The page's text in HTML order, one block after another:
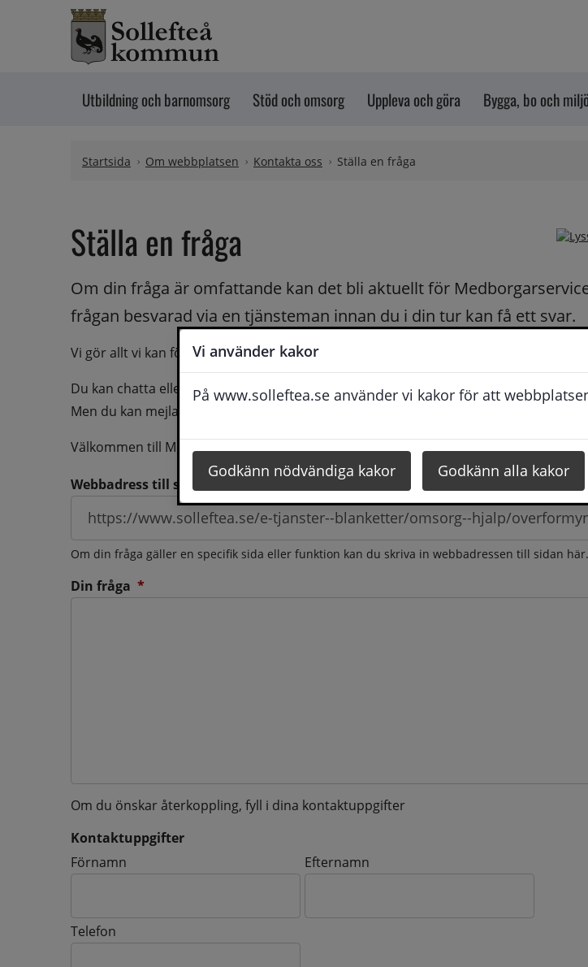
Vi använder kakor
På www.solleftea.se använder vi kakor för att
Godkänn nödvändiga kakor Godkänn alla kakor
Hoppa till innehåll
Utbildning och barnomsorg Stöd och omsorg Uppleva och göra Bygga, bo och miljö
Startsida Om webbplatsen Kontakta oss Ställa en fråga
Ställa en fråga
Om din fråga är omfattande kan det bli aktuellt för
frågan besvarad via en tjänsteman innan du i din tur kan få ett svar.
Vi gör allt vi kan för att du ska få hjälp och svar på dina frågor fortast möjligt.
Du kan chatta eller ringa oss med din fråga så besvarar vi dig så snabbt som
Men du kan mejla oss din fråga dygnt runt och du få svaret inom 2 - 4 arbetsdagar.
Välkommen till Medborgarservice!
Webbadress till sidan som frågan berör
Om din fråga gäller en specifik sida eller funktion kan du skriva in webbadressen till sidan här.
Din fråga *
Om du önskar återkoppling, fyll i dina kontaktuppgifter
Kontaktuppgifter
Kontaktuppgifter
Förnamn Efternamn
Telefon